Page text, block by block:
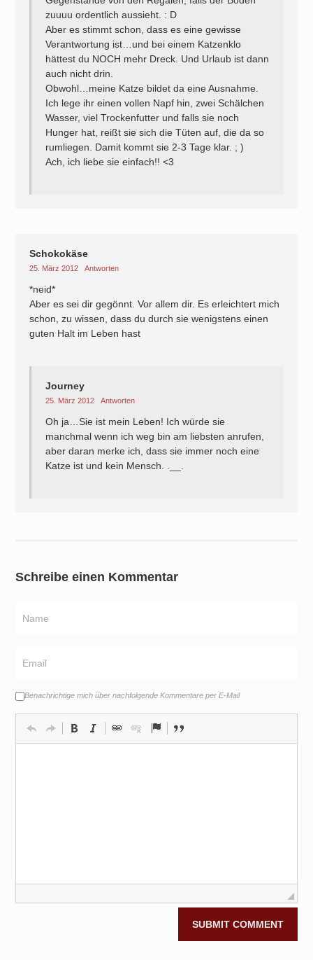
zuuuu ordentlich aussieht. : D
Aber es stimmt schon, dass es eine gewisse
Verantwortung ist…und bei einem Katzenklo
hättest du NOCH mehr Dreck. Und Urlaub ist dann
auch nicht drin.
Obwohl…meine Katze bildet da eine Ausnahme.
Ich lege ihr einen vollen Napf hin, zwei Schälchen
Wasser, viel Trockenfutter und falls sie noch
Hunger hat, reißt sie sich die Tüten auf, die da so
rumliegen. Damit kommt sie 2-3 Tage klar. ; )
Ach, ich liebe sie einfach!! <3
Schokokäse
25. März 2012 Antworten
*neid*
Aber es sei dir gegönnt. Vor allem dir. Es erleichtert mich
schon, zu wissen, dass du durch sie wenigstens einen
guten Halt im Leben hast
Journey
25. März 2012 Antworten
Oh ja…Sie ist mein Leben! Ich würde sie
manchmal wenn ich weg bin am liebsten anrufen,
aber daran merke ich, dass sie immer noch eine
Katze ist und kein Mensch. .__.
Schreibe einen Kommentar
Benachrichtige mich über nachfolgende Kommentare per E-Mail